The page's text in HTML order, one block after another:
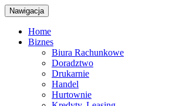
Nawigacja
Home
Biznes
Biura Rachunkowe
Doradztwo
Drukarnie
Handel
Hurtownie